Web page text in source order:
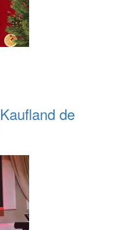
de